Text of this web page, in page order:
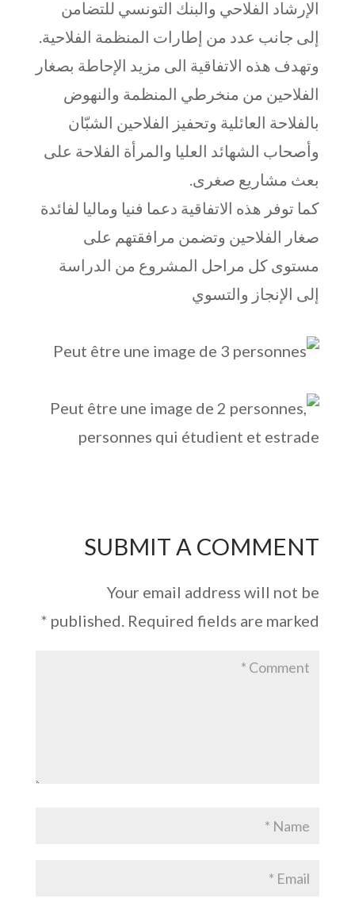
الإرشاد الفلاحي والبنك التونسي للتضامن
إلى جانب عدد من إطارات المنظمة الفلاحية.
وتهدف هذه الاتفاقية الى مزيد الإحاطة بصغار
الفلاحين من منخرطي المنظمة والنهوض
بالفلاحة العائلية وتحفيز الفلاحين الشبّان
وأصحاب الشهائد العليا والمرأة الفلاحة على
بعث مشاريع صغرى.
كما توفر هذه الاتفاقية دعما فنيا وماليا لفائدة
صغار الفلاحين وتضمن مرافقتهم على
مستوى كل مراحل المشروع من الدراسة
إلى الإنجاز والتسوي
SUBMIT A COMMENT
Your email address will not be
published. Required fields are marked
*